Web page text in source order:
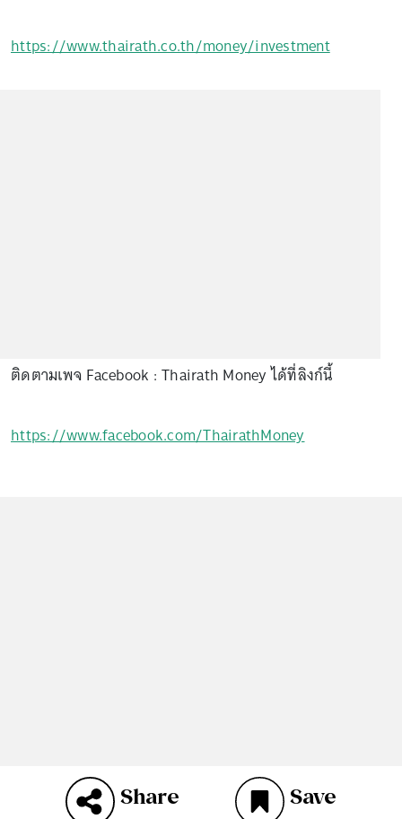
https://www.thairath.co.th/money/investment
ติดตามเพจ Facebook : Thairath Money ได้ที่ลิงก์นี้
https://www.facebook.com/ThairathMoney
Share Save